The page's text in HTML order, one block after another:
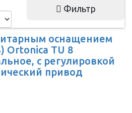
Фильтр
оснащением
Ortonica TU 8
с регулировкой
привод